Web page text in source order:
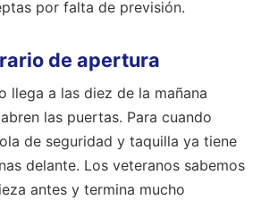
por falta de previsión.
de apertura
llega a las diez de la mañana
las puertas. Para cuando
de seguridad y taquilla ya tiene
delante. Los veteranos sabemos
antes y termina mucho